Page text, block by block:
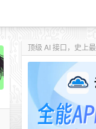
顶级 AI 接口，史上最